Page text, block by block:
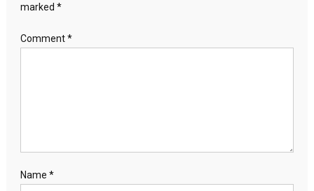
marked *
Comment*
Name *